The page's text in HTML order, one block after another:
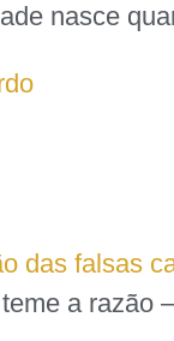
nasce
das falsas
a